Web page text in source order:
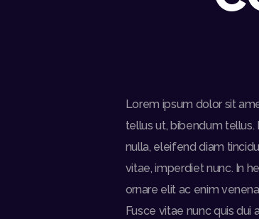
Lorem ipsum dolor sit
tellus ut, bibendum
nulla, eleifend diam
vitae, imperdiet nunc. In
ornare elit ac enim
Fusce vitae nunc quis